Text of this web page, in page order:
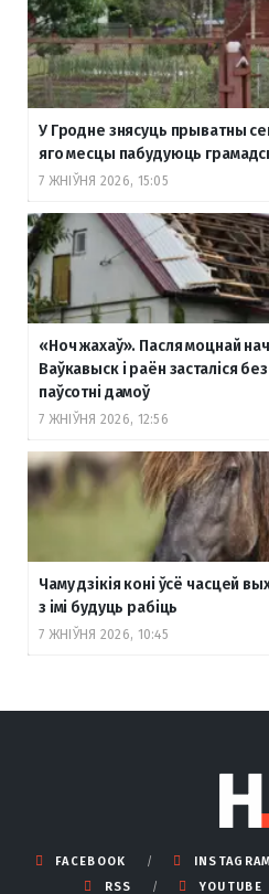
У Гродне знясуць прыватны
яго месцы пабудуюць
7 ЖНІЎНЯ 2026, 15:05
«Ноч жахаў». Пасля моцнай
Ваўкавыск і раён засталіся
паўсотні дамоў
7 ЖНІЎНЯ 2026, 12:56
Чаму дзікія коні ўсё часцей
з імі будуць рабіць
7 ЖНІЎНЯ 2026, 10:45
FACEBOOK
RSS
YOUTUBE